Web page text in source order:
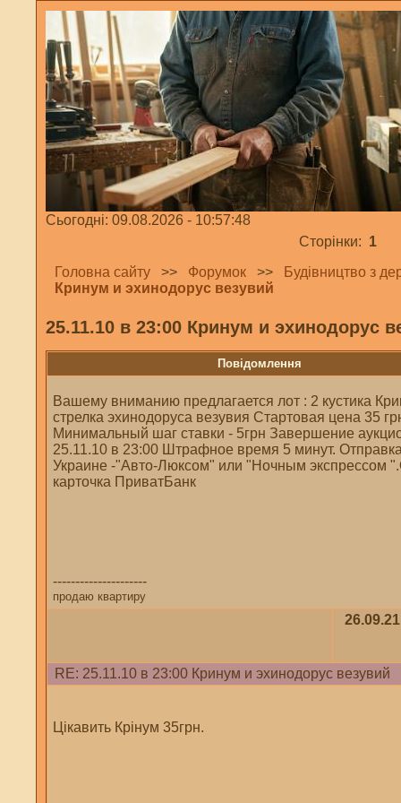
Сьогодні: 09.08.2026 - 10:57:48
Сторінки: 1
Головна сайту
>> Форумок >>
Будівництво з
Кринум и эхинодорус везувий
25.11.10 в 23:00 Кринум и эхинодорус
Повідомлення
Вашему вниманию предлагается лот : 2 кустика
стрелка эхинодоруса везувия Стартовая цена 35
Минимальный шаг ставки - 5грн Завершение
25.11.10 в 23:00 Штрафное время 5 минут.
Украине -"Авто-Люксом" или "Ночным экспрессом
карточка ПриватБанк
---------------------
продаю квартиру
RE: 25.11.10 в 23:00 Кринум и эхинодорус везувий
Цікавить Крінум 35грн.